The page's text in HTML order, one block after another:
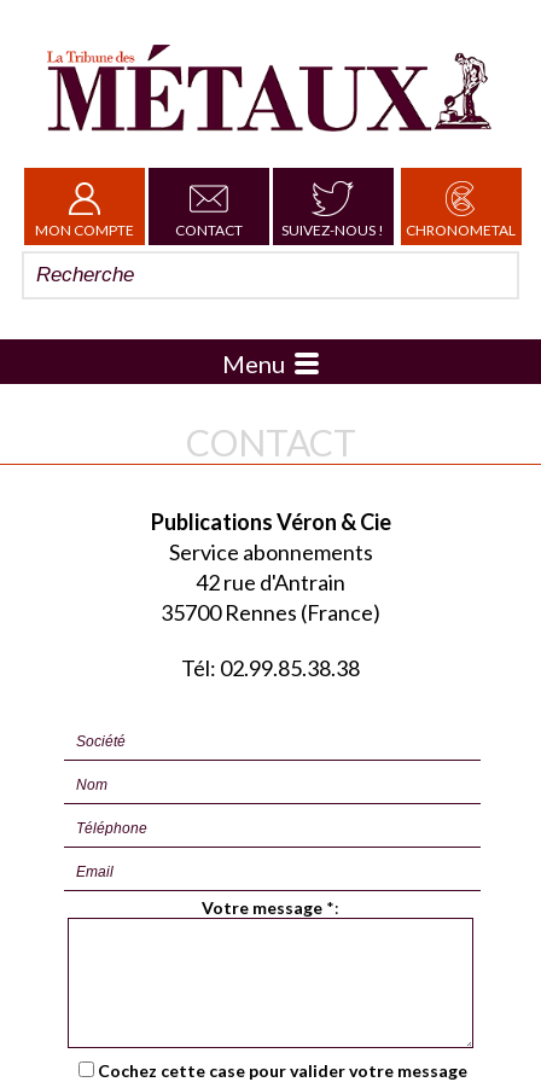
MON COMPTE CONTACT SUIVEZ-NOUS ! CHRONOMETAL
Menu
CONTACT
Publications Véron & Cie
Service abonnements
42 rue d'Antrain
35700 Rennes (France)
Tél: 02.99.85.38.38
Votre message *:
Cochez cette case pour valider votre message